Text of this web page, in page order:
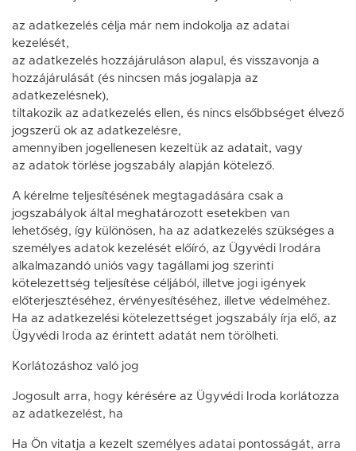
az adatkezelés célja már nem indokolja az adatai
kezelését,
az adatkezelés hozzájáruláson alapul, és visszavonja a
hozzájárulását (és nincsen más jogalapja az
adatkezelésnek),
tiltakozik az adatkezelés ellen, és nincs elsőbbséget élvező
jogszerű ok az adatkezelésre,
amennyiben jogellenesen kezeltük az adatait, vagy
az adatok törlése jogszabály alapján kötelező.
A kérelme teljesítésének megtagadására csak a
jogszabályok által meghatározott esetekben van
lehetőség, így különösen, ha az adatkezelés szükséges a
személyes adatok kezelését előíró, az Ügyvédi Irodára
alkalmazandó uniós vagy tagállami jog szerinti
kötelezettség teljesítése céljából, illetve jogi igények
előterjesztéséhez, érvényesítéséhez, illetve védelméhez.
Ha az adatkezelési kötelezettséget jogszabály írja elő, az
Ügyvédi Iroda az érintett adatát nem törölheti.
Korlátozáshoz való jog
Jogosult arra, hogy kérésére az Ügyvédi Iroda korlátozza
az adatkezelést, ha
Ha Ön vitatja a kezelt személyes adatai pontosságát, arra